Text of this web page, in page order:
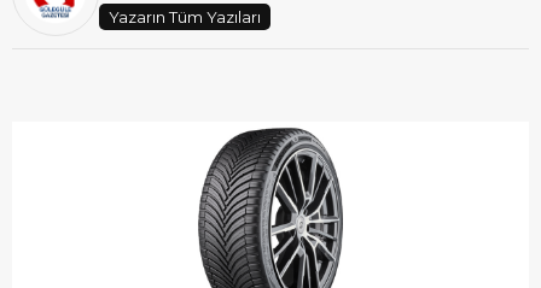
Yazarın Tüm Yazıları